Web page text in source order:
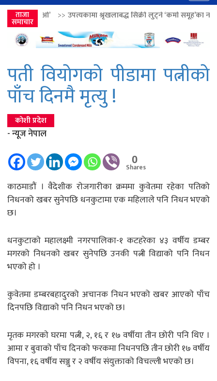
ताजा
समाचार
उपत्यकामा श्रृंखलाबद्ध सिक्री लुट्ने ‘कर्मा समूह’का नाइकेसहित पाँच पक्राउ
पती वियाेगकाे पीडामा पत्नीकाे
पाँच दिनमै मृत्यु !
कोशी प्रदेश
- न्यूज नेपाल
0
Shares
काठमाडाैं । वैदेशीक राेजगारीका क्रममा कुवेतमा रहेका पतिको
निधनको खबर सुनेपछि धनकुटामा एक महिलाले पनि निधन भएको
छ।
धनकुटाकाे महालक्ष्मी नगरपालिका-१ कटहरेका ४३ वर्षीय डम्बर
मगरको निधनको खबर सुनेपछि उनकी पत्नी विद्याको पनि निधन
भएको हो ।
कुवेतमा डम्बरबहादुरको अचानक निधन भएको खबर आएकाे पाँच
दिनपछि विद्याको पनि निधन भएको छ।
मृतक मगरकाे घरमा पत्नी, २, १६ र १७ वर्षीया तीन छोरी पनि थिए ।
आमा र बुवाको पाँच दिनको फरकमा निधनपछि तीन छोरी १७ वर्षीय
विपना, १६ वर्षीय सञ्जु र २ वर्षीय संयुक्ताको विचल्ली भएको छ।